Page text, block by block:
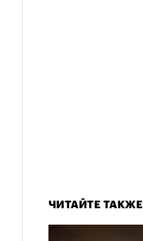
ЧИТАЙТЕ ТАКЖЕ